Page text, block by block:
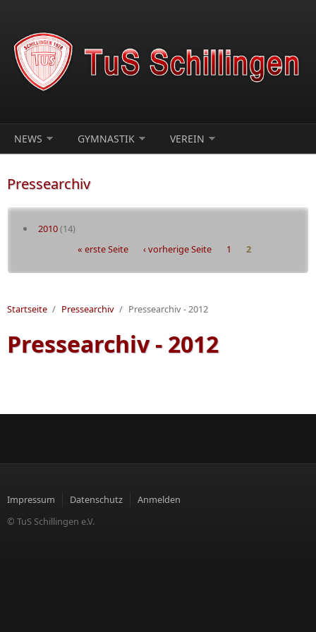
NEWS GYMNASTIK VEREIN
Pressearchiv
2010(14)
« erste Seite ‹ vorherige Seite 1 2
Startseite / Pressearchiv / Pressearchiv - 2012
Pressearchiv - 2012
Impressum Datenschutz
Anmelden
© TuS Schillingen e.V.